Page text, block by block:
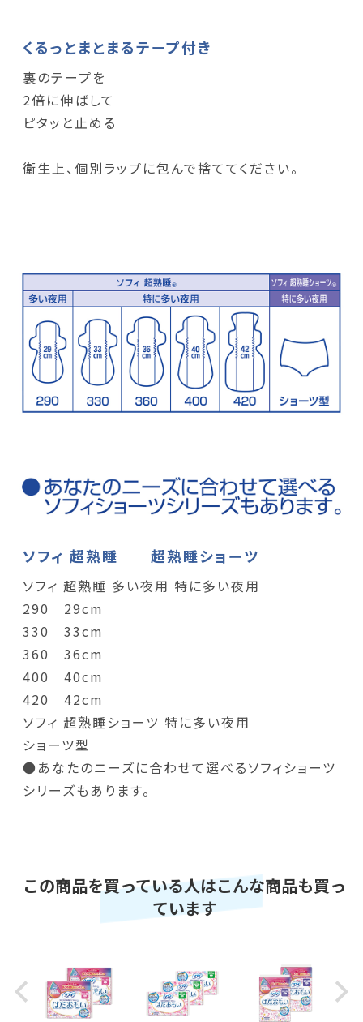
くるっとまとまるテープ付き
裏のテープを
2倍に伸ばして
ピタッと止める
衛生上、個別ラップに包んで捨ててください。
ソフィ 超熟睡 超熟睡ショーツ
ソフィ 超熟睡 多い夜用 特に多い夜用
290 29cm
330 33cm
360 36cm
400 40cm
420 42cm
ソフィ 超熟睡ショーツ 特に多い夜用
ショーツ型
●あなたのニーズに合わせて選べるソフィショーツ
シリーズもあります。
この商品を買っている人はこんな商品も買っ
ています
Previous Next